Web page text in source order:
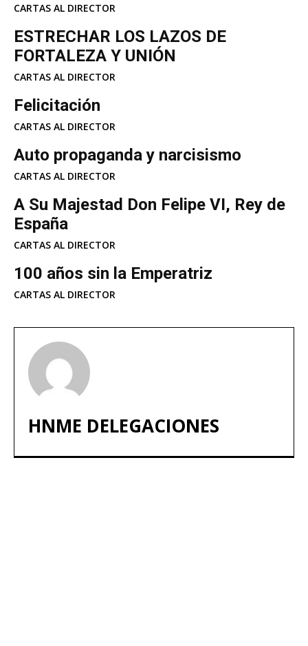
CARTAS AL DIRECTOR
ESTRECHAR LOS LAZOS DE
FORTALEZA Y UNIÓN
CARTAS AL DIRECTOR
Felicitación
CARTAS AL DIRECTOR
Auto propaganda y narcisismo
CARTAS AL DIRECTOR
A Su Majestad Don Felipe VI, Rey de
España
CARTAS AL DIRECTOR
100 años sin la Emperatriz
CARTAS AL DIRECTOR
HNME DELEGACIONES